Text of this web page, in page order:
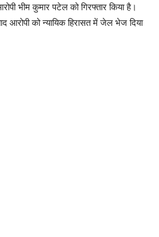
भीम कुमार पटेल को गिरफ्तार किया है।
को न्यायिक हिरासत में जेल भेज दिया